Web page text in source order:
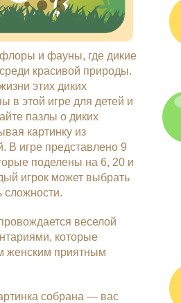
и фауны, где дикие
красивой природы.
этих диких
в этой игре для детей и
пазлы о диких
картинку из
В игре представлено 9
поделены на 6, 20 и
игрок может выбрать
сложности.
веселой
которые
женским приятным
собрана — вас